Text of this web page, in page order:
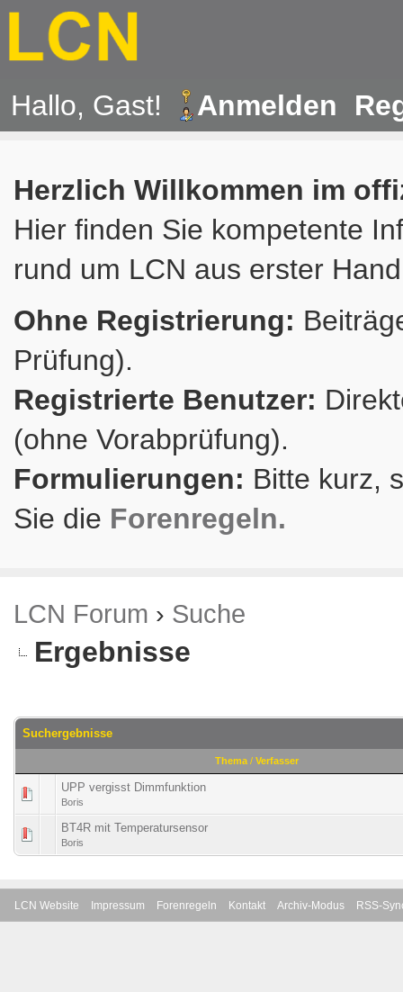
Hallo, Gast! Anmelden
Herzlich Willkommen im
Hier finden Sie kompetente
rund um LCN aus erster
Ohne Registrierung:
Prüfung).
Registrierte Benutzer:
(ohne Vorabprüfung).
Formulierungen: Bitte kurz,
Sie die Forenregeln.
LCN Forum › Suche
Ergebnisse
Suchergebnisse
Thema / Verfasser
UPP vergisst Dimmfunktion
Boris
BT4R mit Temperatursensor
Boris
LCN Website Impressum Forenregeln Kontakt Archiv-Modus RSS-